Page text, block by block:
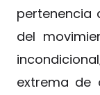
pertenencia
del
extrema de